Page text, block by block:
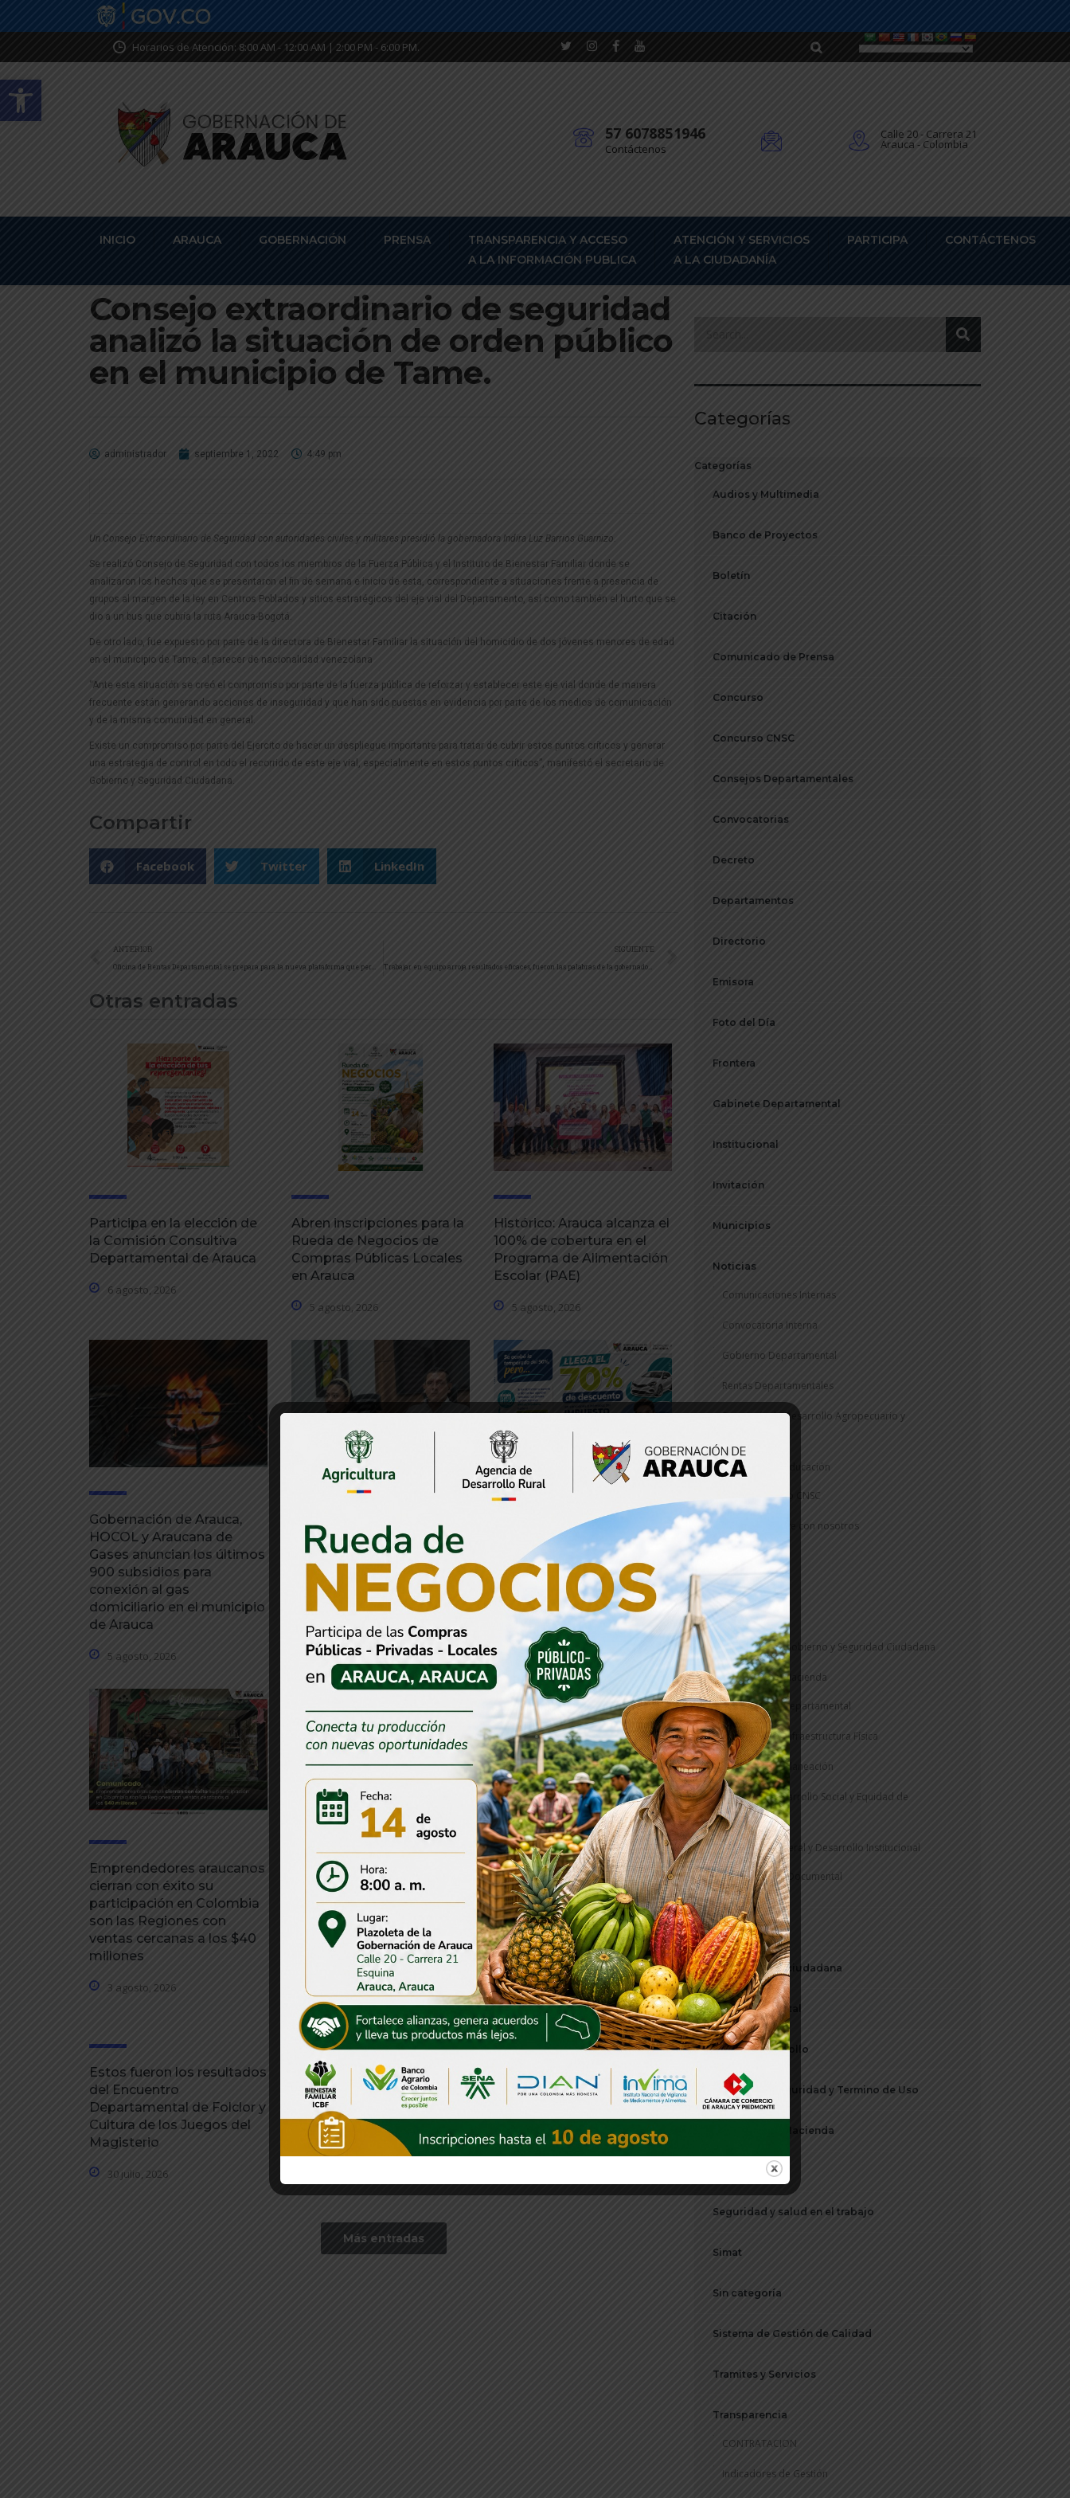
Abrir barra de herramientas
Horarios de Atención: 8:00 AM - 12:00 AM | 2:00 PM - 6:00 PM.
57 6078851946
Contáctenos
Calle 20 - Carrera 21
Arauca - Colombia
INICIO ARAUCA GOBERNACIÓN PRENSA
TRANSPARENCIA Y ACCESO
A LA INFORMACIÓN PUBLICA
ATENCIÓN Y SERVICIOS
A LA CIUDADANÍA
PARTICIPA CONTÁCTENOS
Consejo extraordinario de seguridad
analizó la situación de orden público
en el municipio de Tame.
administrador septiembre 1, 2022 4:49 pm
Un Consejo Extraordinario de Seguridad con autoridades civiles y militares presidió la gobernadora Indira Luz Barrios Guarnizo.
Se realizó Consejo de Seguridad con todos los miembros de la Fuerza Pública y el Instituto de Bienestar Familiar donde se
analizaron los hechos que se presentaron el fin de semana e inicio de esta, correspondiente a situaciones frente a presencia de
grupos al margen de la ley en Centros Poblados y sitios estratégicos del eje vial del Departamento, así como también el hurto que se
dio a un bus que cubría la ruta Arauca-Bogotá.
De otro lado, fue expuesto por parte de la directora de Bienestar Familiar la situación del homicidio de dos jóvenes menores de edad
en el municipio de Tame, al parecer de nacionalidad venezolana
“Ante esta situación se creó el compromiso por parte de la fuerza pública de reforzar y establecer este eje vial donde de manera
frecuente están generando acciones de inseguridad y que han sido puestas en evidencia por parte de los medios de comunicación
y de la misma comunidad en general.
Existe un compromiso por parte del Ejercito de hacer un despliegue importante para tratar de cubrir estos puntos críticos y generar
una estrategia de control en todo el recorrido de este eje vial, especialmente en estos puntos críticos”, manifestó el secretario de
Gobierno y Seguridad Ciudadana.
Compartir
Facebook Twitter LinkedIn
ANTERIOR SIGUIENTE
Otras entradas
Participa en la elección de
la Comisión Consultiva
Departamental de Arauca
6 agosto, 2026
Abren inscripciones para la
Rueda de Negocios de
Compras Públicas Locales
en Arauca
5 agosto, 2026
Histórico: Arauca alcanza el
100% de cobertura en el
Programa de Alimentación
Escolar (PAE)
5 agosto, 2026
Gobernación de Arauca,
HOCOL y Araucana de
Gases anuncian los últimos
900 subsidios para
conexión al gas
domiciliario en el municipio
de Arauca
5 agosto, 2026
adopta medidas
preventivas para fortalecer
la seguridad durante la
conmemoración del 7 de
agosto
4 agosto, 2026
Se acaba el 90% y llega el
70% de descuento en
sanciones del impuesto
vehicular
3 agosto, 2026
Emprendedores araucanos
cierran con éxito su
participación en Colombia
son las Regiones con
ventas cercanas a los $40
millones
3 agosto, 2026
Gobernador Renson
Martínez prioriza nuevas
inversiones para atender la
ola invernal sin detener el
desarrollo de Arauca
31 julio, 2026
Gobernación de Arauca
destina más de $5.350
millones para modernizar
la tecnología biomédica
del Hospital San Vicente
31 julio, 2026
Estos fueron los resultados
del Encuentro
Departamental de Folclor y
Cultura de los Juegos del
Magisterio
30 julio, 2026
Gobernación de Arauca ha
gestionado más de $30 mil
millones para atender la
emergencia invernal
30 julio, 2026
Gestión del gobierno
departamental permite
avanzar en la instalación
Negro
Más entradas
Categorías
Categorías
Audios y Multimedia
Banco de Proyectos
Boletín
Citación
Comunicado de Prensa
Concurso
Concurso CNSC
Consejos Departamentales
Convocatorias
Decreto
Departamentos
Directorio
Emisora
Foto del Día
Frontera
Gabinete Departamental
Institucional
Invitación
Municipios
Noticias
Comunicaciones Internas
Convocatoria Interna
Gobierno Departamental
Rentas Departamentales
Secretaría de Desarrollo Agropecuario y
Secretaría de Educación
Concurso CNSC
Construye con nosotros
Informe
PAE
Veeduría
Secretaría de Gobierno y Seguridad Ciudadana
Secretaría de Hacienda
Rentas Departamental
Secretaría de Infraestructura Física
Secretaría de Planeación
Secretaría Desarrollo Social y Equidad de
Genero
Secretaría General y Desarrollo Institucional
Gestión Documental
Notificaciones
Participación ciudadana
Periódico Digital
Plan de Desarrollo
Política de Seguridad y Termino de Uso
Secretaria de Hacienda
Seguridad y salud en el trabajo
Simat
Sin categoría
Sistema de Gestión de Calidad
Tramites y Servicios
Transparencia
CONTRATACION
Indicadores de Gestión